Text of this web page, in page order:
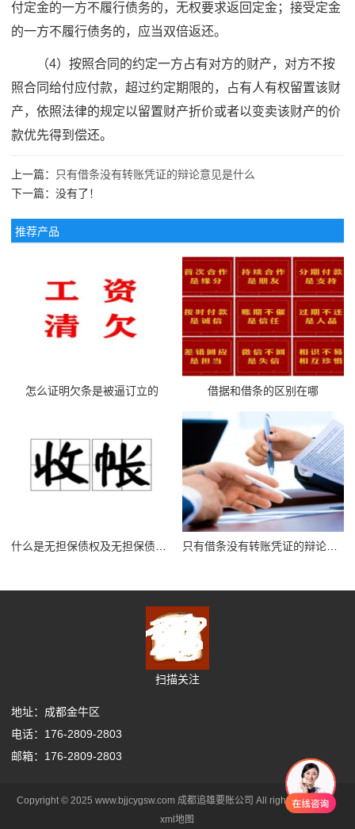
付定金的一方不履行债务的，无权要求返回定金；接受定金
的一方不履行债务的，应当双倍返还。
（4）按照合同的约定一方占有对方的财产，对方不按
照合同给付应付款，超过约定期限的，占有人有权留置该财
产，依照法律的规定以留置财产折价或者以变卖该财产的价
款优先得到偿还。
上一篇：
只有借条没有转账凭证的辩论意见是什么
下一篇：没有了！
推荐产品
怎么证明欠条是被逼订立的 借据和借条的区别在哪
什么是无担保债权及无担保债权人 只有借条没有转账凭证的辩论意见是什么
扫描关注
地址：成都金牛区
电话：176-2809-2803
邮箱：176-2809-2803
Copyright © 2025 www.bjjcygsw.com 成都追雄要账公司 All rights reserved.
xml地图